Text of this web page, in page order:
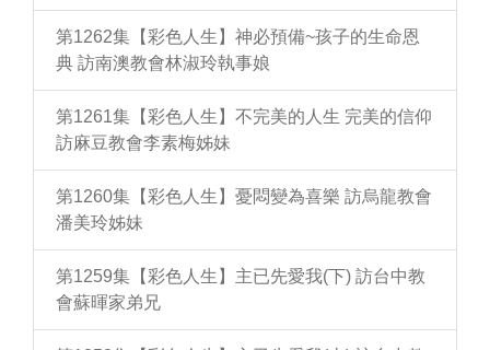
第1262集【彩色人生】神必預備~孩子的生命恩
典 訪南澳教會林淑玲執事娘
第1261集【彩色人生】不完美的人生 完美的信仰
訪麻豆教會李素梅姊妹
第1260集【彩色人生】憂悶變為喜樂 訪烏龍教會
潘美玲姊妹
第1259集【彩色人生】主已先愛我(下) 訪台中教
會蘇暉家弟兄